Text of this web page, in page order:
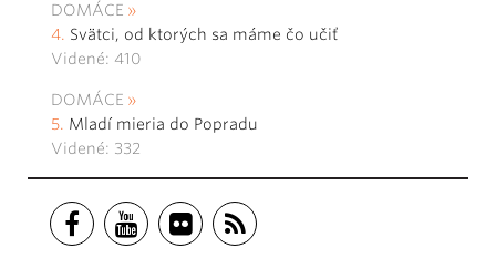
DOMÁCE
Svätci, od ktorých sa máme čo učiť
Videné: 410
DOMÁCE
Mladí mieria do Popradu
Videné: 332